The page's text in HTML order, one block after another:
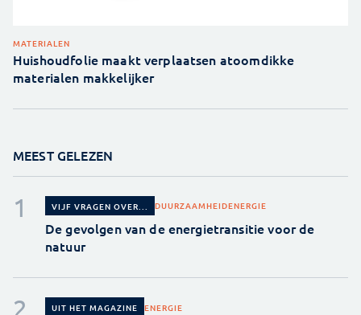
MATERIALEN
Huishoudfolie maakt verplaatsen atoomdikke
materialen makkelijker
MEEST GELEZEN
VIJF VRAGEN OVER... DUURZAAMHEIDENERGIE
De gevolgen van de energietransitie voor de
natuur
UIT HET MAGAZINE ENERGIE